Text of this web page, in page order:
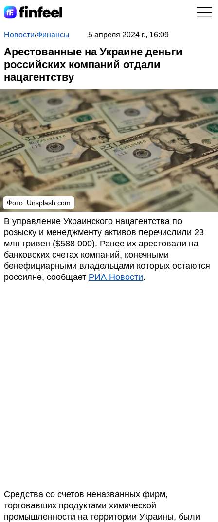
Новости/Финансы 5 апреля 2024 г., 16:09
Арестованные на Украине деньги
российских компаний отдали
нацагентству
Фото: Unsplash.com
В управление Украинского нацагентства по
розыску и менеджменту активов перечислили 23
млн гривен ($588 000). Ранее их арестовали на
банковских счетах компаний, конечными
бенефициарными владельцами которых остаются
россияне, сообщает РИА Новости.
Cредства со счетов неназванных фирм,
торговавших продуктами химической
промышленности на территории Украины, были